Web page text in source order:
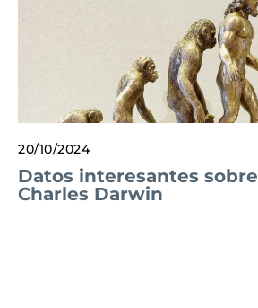
20/10/2024
Datos interesantes sobre
Charles Darwin